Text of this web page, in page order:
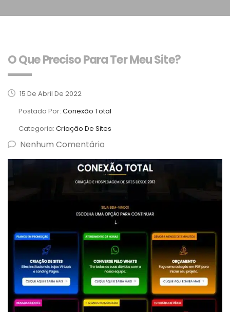
O Que Preciso Para Ter Meu Site?
15 De Abril De 2022
Postado Por: Conexão Total
Categoria: Criação De Sites
Nenhum Comentário